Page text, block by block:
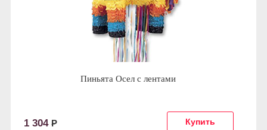
Пиньята Осел с лентами
1 304 Р